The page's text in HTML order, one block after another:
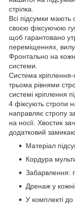
стрілка.
Всі підсумки мають
своєю фіксуючою
щоб гарантовано
переміщеннях,
Фронтально на
системи.
Система кріплення-
трьома рівнями
системі кріплення
4 фіксують стропи
направляє стропу
на носії. Хвостик
додатковий
Матеріал
Кордура
Забарвлення:
Дренаж у
У комплекті